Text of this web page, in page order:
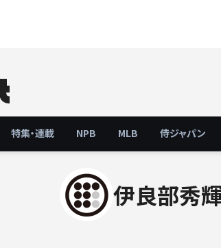
特集・連載 NPB MLB 侍ジャパン
伊良部秀